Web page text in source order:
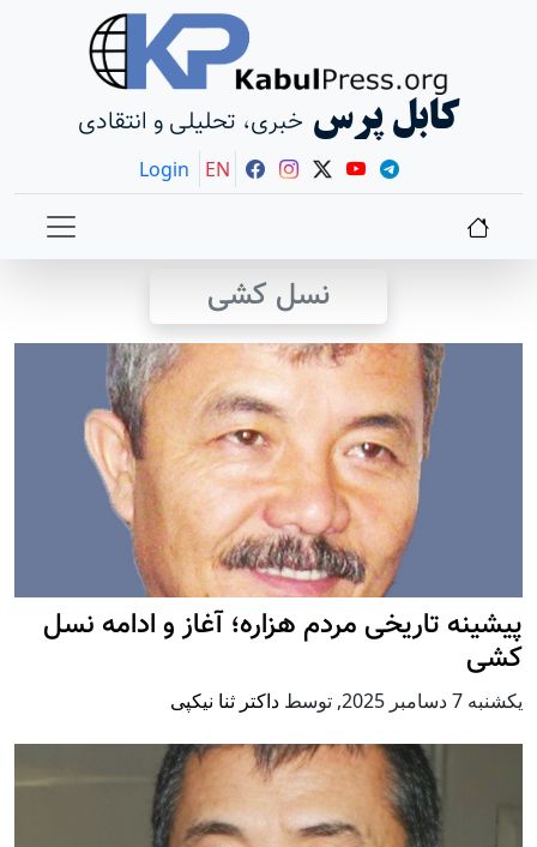
کابل پرس خبری، تحلیلی و انتقادی
Login EN
نسل کشی
پيشينه تاريخی مردم هزاره؛ آغاز و ادامه نسل
کشی
يكشنبه 7 دسامبر 2025 , توسط داکتر ثنا نیکپی